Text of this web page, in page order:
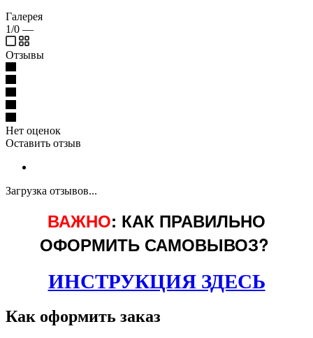
Галерея
1/0 —
Отзывы
Нет оценок
Оставить отзыв
Загрузка отзывов...
ВАЖНО: КАК ПРАВИЛЬНО
ОФОРМИТЬ САМОВЫВОЗ?
ИНСТРУКЦИЯ ЗДЕСЬ
Как оформить заказ